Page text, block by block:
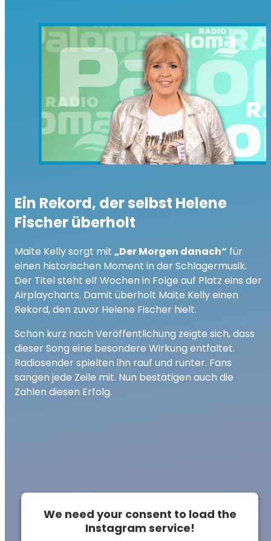
Ein Rekord, der selbst Helene
Fischer überholt
Maite Kelly sorgt mit „Der Morgen danach“ für
einen historischen Moment in der Schlagermusik.
Der Titel steht elf Wochen in Folge auf Platz eins der
Airplaycharts. Damit überholt Maite Kelly einen
Rekord, den zuvor Helene Fischer hielt.
Schon kurz nach Veröffentlichung zeigte sich, dass
dieser Song eine besondere Wirkung entfaltet.
Radiosender spielten ihn rauf und runter. Fans
sangen jede Zeile mit. Nun bestätigen auch die
Zahlen diesen Erfolg.
We need your consent to load the
Instagram service!